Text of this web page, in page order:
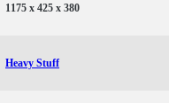
1175 x 425 x 380
Heavy Stuff